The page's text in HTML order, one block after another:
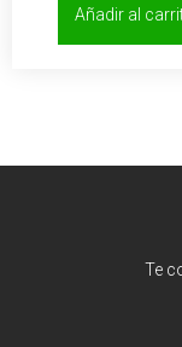
Añadir al
Te